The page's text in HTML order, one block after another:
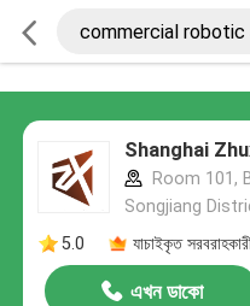
Room 101,
Songjiang
5.0
যাচাইকৃত
এখন ডাকো